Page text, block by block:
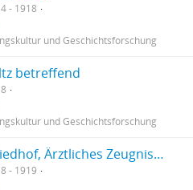
- 1918
und Geschichtsforschung
betreffend
und Geschichtsforschung
Diverses: Quittung für Friedhof, Ärztliches Zeugnis, Totenschein
- 1919